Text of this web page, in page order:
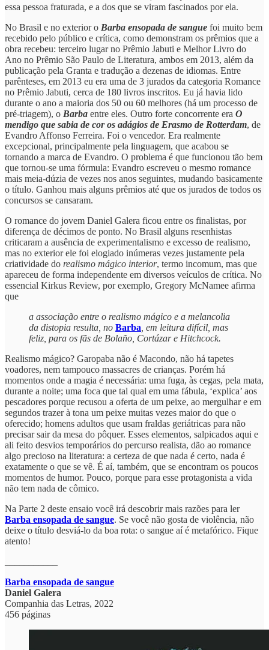
essa pessoa fraturada, e a dos que se viram fascinados por ela.
No Brasil e no exterior o Barba ensopada de sangue foi muito bem
recebido pelo público e crítica, como demonstram os prêmios que a
obra recebeu: terceiro lugar no Prêmio Jabuti e Melhor Livro do
Ano no Prêmio São Paulo de Literatura, ambos em 2013, além da
publicação pela Granta e tradução a dezenas de idiomas. Entre
parênteses, em 2013 eu era uma de 3 jurados da categoria Romance
no Prêmio Jabuti, cerca de 180 livros inscritos. Eu já havia lido
durante o ano a maioria dos 50 ou 60 melhores (há um processo de
pré-triagem), o Barba entre eles. Outro forte concorrente era O
mendigo que sabia de cor os adágios de Erasmo de Rotterdam, de
Evandro Affonso Ferreira. Foi o vencedor. Era realmente
excepcional, principalmente pela linguagem, que acabou se
tornando a marca de Evandro. O problema é que funcionou tão bem
que tornou-se uma fórmula: Evandro escreveu o mesmo romance
mais meia-dúzia de vezes nos anos seguintes, mudando basicamente
o título. Ganhou mais alguns prêmios até que os jurados de todos os
concursos se cansaram.
O romance do jovem Daniel Galera ficou entre os finalistas, por
diferença de décimos de ponto. No Brasil alguns resenhistas
criticaram a ausência de experimentalismo e excesso de realismo,
mas no exterior ele foi elogiado inúmeras vezes justamente pela
criatividade do realismo mágico interior, termo incomum, mas que
apareceu de forma independente em diversos veículos de crítica. No
essencial Kirkus Review, por exemplo, Gregory McNamee afirma
que
a associação entre o realismo mágico e a melancolia
da distopia resulta, no Barba , em leitura difícil, mas
feliz, para os fãs de Bolaño, Cortázar e Hitchcock.
Realismo mágico? Garopaba não é Macondo, não há tapetes
voadores, nem tampouco massacres de crianças. Porém há
momentos onde a magia é necessária: uma fuga, às cegas, pela mata,
durante a noite; uma foca que tal qual em uma fábula, ‘explica’ aos
pescadores porque recusou a oferta de um peixe, ao mergulhar e em
segundos trazer à tona um peixe muitas vezes maior do que o
oferecido; homens adultos que usam fraldas geriátricas para não
precisar sair da mesa do pôquer. Esses elementos, salpicados aqui e
ali feito desvios temporários do percurso realista, dão ao romance
algo precioso na literatura: a certeza de que nada é certo, nada é
exatamente o que se vê. É aí, também, que se encontram os poucos
momentos de humor. Pouco, porque para esse protagonista a vida
não tem nada de cômico.
Na Parte 2 deste ensaio você irá descobrir mais razões para ler
Barba ensopada de sangue. Se você não gosta de violência, não
deixe o título desviá-lo da boa rota: o sangue aí é metafórico. Fique
atento!
Barba ensopada de sangue
Daniel Galera
Companhia das Letras, 2022
456 páginas